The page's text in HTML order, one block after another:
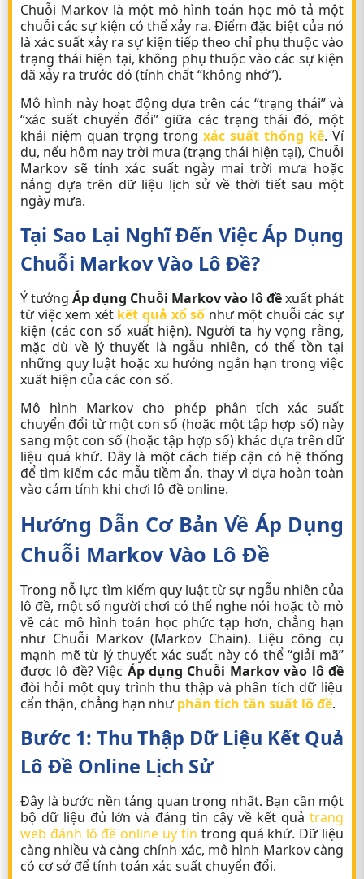
Chuỗi Markov là một mô hình toán học mô tả một
chuỗi các sự kiện có thể xảy ra. Điểm đặc biệt của nó
là xác suất xảy ra sự kiện tiếp theo chỉ phụ thuộc vào
trạng thái hiện tại, không phụ thuộc vào các sự kiện
đã xảy ra trước đó (tính chất “không nhớ”).
Mô hình này hoạt động dựa trên các “trạng thái” và
“xác suất chuyển đổi” giữa các trạng thái đó, một
khái niệm quan trọng trong xác suất thống kê. Ví
dụ, nếu hôm nay trời mưa (trạng thái hiện tại), Chuỗi
Markov sẽ tính xác suất ngày mai trời mưa hoặc
nắng dựa trên dữ liệu lịch sử về thời tiết sau một
ngày mưa.
Tại Sao Lại Nghĩ Đến Việc Áp Dụng
Chuỗi Markov Vào Lô Đề?
Ý tưởng Áp dụng Chuỗi Markov vào lô đềxuất phát
từ việc xem xét kết quả xổ số như một chuỗi các sự
kiện (các con số xuất hiện). Người ta hy vọng rằng,
mặc dù về lý thuyết là ngẫu nhiên, có thể tồn tại
những quy luật hoặc xu hướng ngắn hạn trong việc
xuất hiện của các con số.
Mô hình Markov cho phép phân tích xác suất
chuyển đổi từ một con số (hoặc một tập hợp số) này
sang một con số (hoặc tập hợp số) khác dựa trên dữ
liệu quá khứ. Đây là một cách tiếp cận có hệ thống
để tìm kiếm các mẫu tiềm ẩn, thay vì dựa hoàn toàn
vào cảm tính khi chơi lô đề online.
Hướng Dẫn Cơ Bản Về Áp Dụng
Chuỗi Markov Vào Lô Đề
Trong nỗ lực tìm kiếm quy luật từ sự ngẫu nhiên của
lô đề, một số người chơi có thể nghe nói hoặc tò mò
về các mô hình toán học phức tạp hơn, chẳng hạn
như Chuỗi Markov (Markov Chain). Liệu công cụ
mạnh mẽ từ lý thuyết xác suất này có thể “giải mã”
được lô đề? Việc Áp dụng Chuỗi Markov vào lô đề
đòi hỏi một quy trình thu thập và phân tích dữ liệu
cẩn thận, chẳng hạn nhưphân tích tần suất lô đề.
Bước 1: Thu Thập Dữ Liệu Kết Quả
Lô Đề Online Lịch Sử
Đây là bước nền tảng quan trọng nhất. Bạn cần một
bộ dữ liệu đủ lớn và đáng tin cậy về kết quả trang
web đánh lô đề online uy tín trong quá khứ. Dữ liệu
càng nhiều và càng chính xác, mô hình Markov càng
có cơ sở để tính toán xác suất chuyển đổi.